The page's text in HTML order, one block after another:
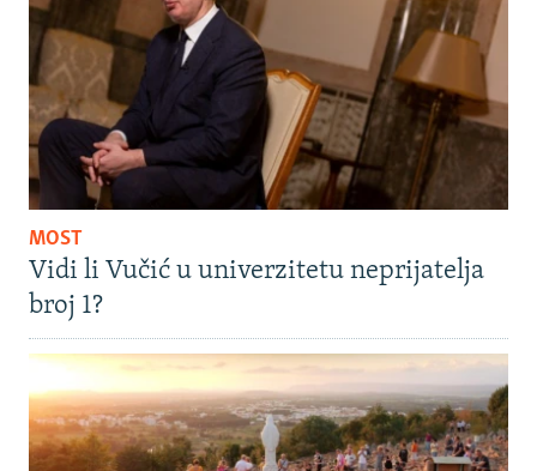
MOST
Vidi li Vučić u univerzitetu neprijatelja
broj 1?